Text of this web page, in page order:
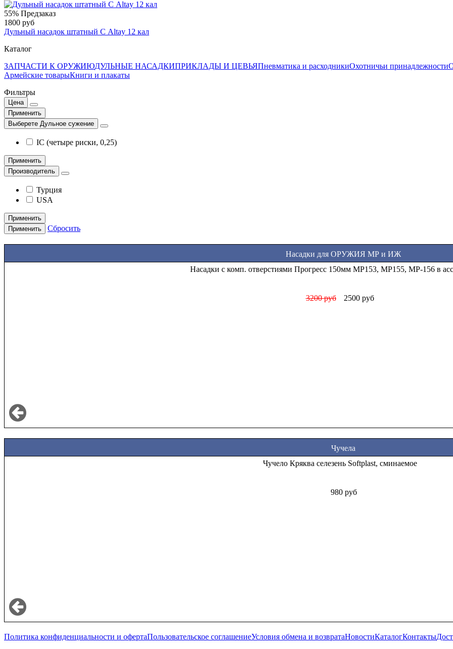
55% Предзаказ
1800 руб
Дульный насадок штатный С Altay 12 кал
Каталог
ЗАПЧАСТИ К ОРУЖИЮДУЛЬНЫЕ НАСАДКИПРИКЛАДЫ И ЦЕВЬЯПневматика и расходникиОхотничьи принадлежности
Армейские товарыКниги и плакаты
Фильтры
Цена
Применить
Выберете Дульное сужение
IC (четыре риски, 0,25)
Применить
Производитель
Турция
USA
Применить
Применить
Сбросить
Насадки для ОРУЖИЯ МР и ИЖ
Насадки с комп. отверстиями Прогресс 150мм МР153, МР155, МР-156 в
3200 руб 2500 руб
Чучела
Чучело Кряква селезень Softplast, сминаемое
980 руб
Политика конфиденциальности и офертаПользовательское соглашениеУсловия обмена и возвратаНовостиКаталогКонтакты